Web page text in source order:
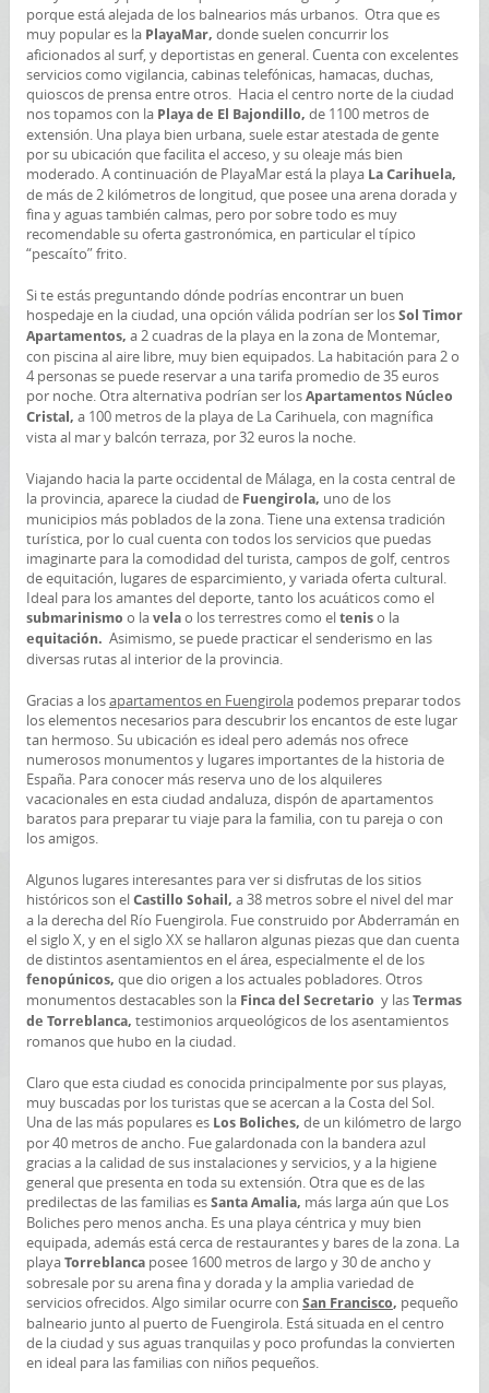
porque está alejada de los balnearios más urbanos. Otra que es
muy popular es la PlayaMar, donde suelen concurrir los
aficionados al surf, y deportistas en general. Cuenta con excelentes
servicios como vigilancia, cabinas telefónicas, hamacas, duchas,
quioscos de prensa entre otros. Hacia el centro norte de la ciudad
nos topamos con la Playa de El Bajondillo, de 1100 metros de
extensión. Una playa bien urbana, suele estar atestada de gente
por su ubicación que facilita el acceso, y su oleaje más bien
moderado. A continuación de PlayaMar está la playa La Carihuela,
de más de 2 kilómetros de longitud, que posee una arena dorada y
fina y aguas también calmas, pero por sobre todo es muy
recomendable su oferta gastronómica, en particular el típico
“pescaíto” frito.
Si te estás preguntando dónde podrías encontrar un buen
hospedaje en la ciudad, una opción válida podrían ser los Sol Timor
Apartamentos, a 2 cuadras de la playa en la zona de Montemar,
con piscina al aire libre, muy bien equipados. La habitación para 2 o
4 personas se puede reservar a una tarifa promedio de 35 euros
por noche. Otra alternativa podrían ser los Apartamentos Núcleo
Cristal, a 100 metros de la playa de La Carihuela, con magnífica
vista al mar y balcón terraza, por 32 euros la noche.
Viajando hacia la parte occidental de Málaga, en la costa central de
la provincia, aparece la ciudad de Fuengirola, uno de los
municipios más poblados de la zona. Tiene una extensa tradición
turística, por lo cual cuenta con todos los servicios que puedas
imaginarte para la comodidad del turista, campos de golf, centros
de equitación, lugares de esparcimiento, y variada oferta cultural.
Ideal para los amantes del deporte, tanto los acuáticos como el
submarinismo o la vela o los terrestres como el tenis o la
equitación. Asimismo, se puede practicar el senderismo en las
diversas rutas al interior de la provincia.
Gracias a losapartamentos en Fuengirolapodemos preparar todos
los elementos necesarios para descubrir los encantos de este lugar
tan hermoso. Su ubicación es ideal pero además nos ofrece
numerosos monumentos y lugares importantes de la historia de
España. Para conocer más reserva uno de los alquileres
vacacionales en esta ciudad andaluza, dispón de apartamentos
baratos para preparar tu viaje para la familia, con tu pareja o con
los amigos.
Algunos lugares interesantes para ver si disfrutas de los sitios
históricos son el Castillo Sohail, a 38 metros sobre el nivel del mar
a la derecha del Río Fuengirola. Fue construido por Abderramán en
el siglo X, y en el siglo XX se hallaron algunas piezas que dan cuenta
de distintos asentamientos en el área, especialmente el de los
fenopúnicos, que dio origen a los actuales pobladores. Otros
monumentos destacables son la Finca del Secretario y las Termas
de Torreblanca, testimonios arqueológicos de los asentamientos
romanos que hubo en la ciudad.
Claro que esta ciudad es conocida principalmente por sus playas,
muy buscadas por los turistas que se acercan a la Costa del Sol.
Una de las más populares es Los Boliches, de un kilómetro de largo
por 40 metros de ancho. Fue galardonada con la bandera azul
gracias a la calidad de sus instalaciones y servicios, y a la higiene
general que presenta en toda su extensión. Otra que es de las
predilectas de las familias es Santa Amalia, más larga aún que Los
Boliches pero menos ancha. Es una playa céntrica y muy bien
equipada, además está cerca de restaurantes y bares de la zona. La
playa Torreblanca posee 1600 metros de largo y 30 de ancho y
sobresale por su arena fina y dorada y la amplia variedad de
servicios ofrecidos. Algo similar ocurre con San Francisco, pequeño
balneario junto al puerto de Fuengirola. Está situada en el centro
de la ciudad y sus aguas tranquilas y poco profundas la convierten
en ideal para las familias con niños pequeños.